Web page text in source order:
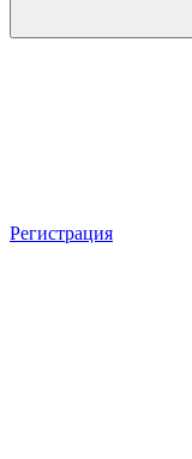
Регистрация